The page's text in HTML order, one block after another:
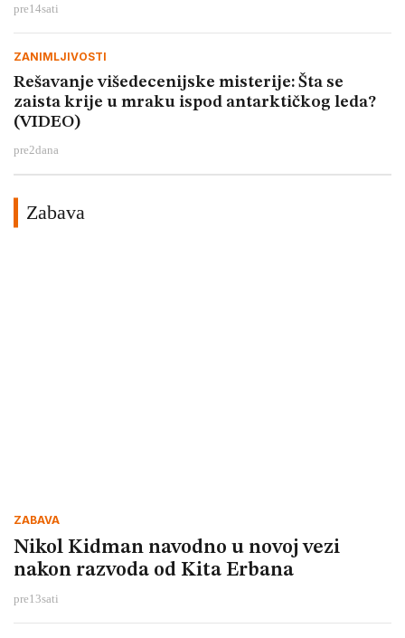
pre14sati
ZANIMLJIVOSTI
Rešavanje višedecenijske misterije: Šta se
zaista krije u mraku ispod antarktičkog leda?
(VIDEO)
pre2dana
Zabava
ZABAVA
Nikol Kidman navodno u novoj vezi
nakon razvoda od Kita Erbana
pre13sati